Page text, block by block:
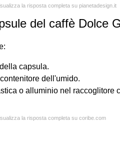
la risposta completa su pianetadesign.it
del caffè Dolce
capsula.
dell'umido.
o alluminio nel raccoglitore
la risposta completa su coribe.com